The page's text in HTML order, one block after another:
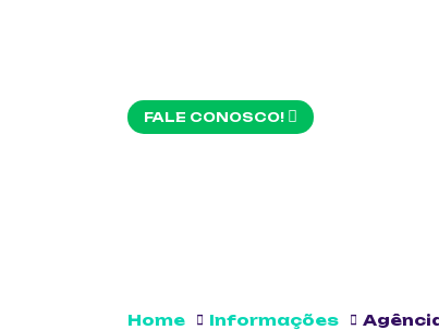
FALE CONOSCO!
Home Informações